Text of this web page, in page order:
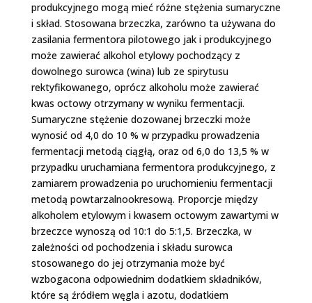
produkcyjnego mogą mieć różne stężenia sumaryczne
i skład. Stosowana brzeczka, zarówno ta używana do
zasilania fermentora pilotowego jak i produkcyjnego
może zawierać alkohol etylowy pochodzący z
dowolnego surowca (wina) lub ze spirytusu
rektyfikowanego, oprócz alkoholu może zawierać
kwas octowy otrzymany w wyniku fermentacji.
Sumaryczne stężenie dozowanej brzeczki może
wynosić od 4,0 do 10 % w przypadku prowadzenia
fermentacji metodą ciągłą, oraz od 6,0 do 13,5 % w
przypadku uruchamiana fermentora produkcyjnego, z
zamiarem prowadzenia po uruchomieniu fermentacji
metodą powtarzalno­okresową. Proporcje między
alkoholem etylowym i kwasem octowym zawartymi w
brzeczce wynoszą od 10:1 do 5:1,5. Brzeczka, w
zależności od pochodzenia i składu surowca
stosowanego do jej otrzymania może być
wzbogacona odpowiednim dodatkiem składników,
które są źródłem węgla i azotu, dodatkiem